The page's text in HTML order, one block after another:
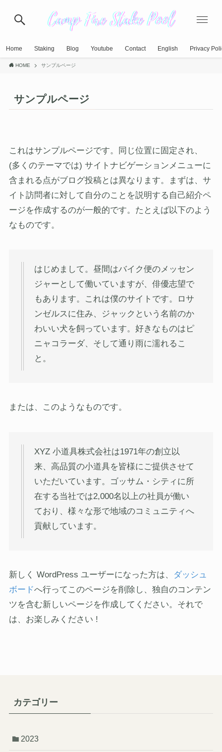
Home Staking Blog Youtube Contact English Privacy
HOME サンプルページ
サンプルページ
これはサンプルページです。同じ位置に固定され、
(多くのテーマでは) サイトナビゲーションメニューに
含まれる点がブログ投稿とは異なります。まずは、サ
イト訪問者に対して自分のことを説明する自己紹介ペ
ージを作成するのが一般的です。たとえば以下のよう
なものです。
はじめまして。昼間はバイク便のメッセン
ジャーとして働いていますが、俳優志望で
もあります。これは僕のサイトです。ロサ
ンゼルスに住み、ジャックという名前のか
わいい犬を飼っています。好きなものはピ
ニャコラーダ、そして通り雨に濡れるこ
と。
または、このようなものです。
XYZ 小道具株式会社は1971年の創立以
来、高品質の小道具を皆様にご提供させて
いただいています。ゴッサム・シティに所
在する当社では2,000名以上の社員が働い
ており、様々な形で地域のコミュニティへ
貢献しています。
新しく WordPress ユーザーになった方は、
ダッシュ
ボードへ行ってこのページを削除し、独自のコンテン
ツを含む新しいページを作成してください。それで
は、お楽しみください !
カテゴリー
2023